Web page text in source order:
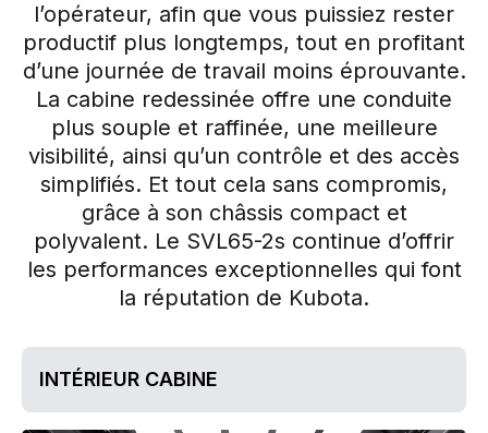
l’opérateur, afin que vous puissiez rester
productif plus longtemps, tout en profitant
d’une journée de travail moins éprouvante.
La cabine redessinée offre une conduite
plus souple et raffinée, une meilleure
visibilité, ainsi qu’un contrôle et des accès
simplifiés. Et tout cela sans compromis,
grâce à son châssis compact et
polyvalent. Le SVL65-2s continue d’offrir
les performances exceptionnelles qui font
la réputation de Kubota.
INTÉRIEUR CABINE